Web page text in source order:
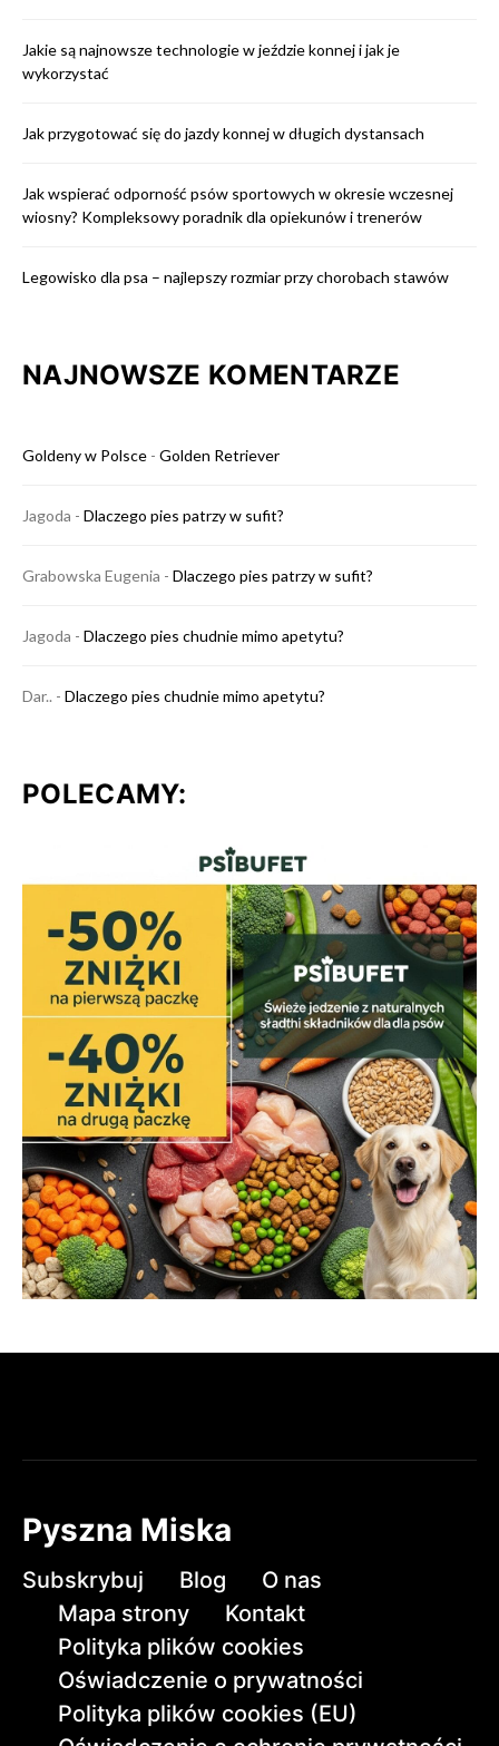
Jakie są najnowsze technologie w jeździe konnej i jak je
wykorzystać
Jak przygotować się do jazdy konnej w długich dystansach
Jak wspierać odporność psów sportowych w okresie wczesnej
wiosny? Kompleksowy poradnik dla opiekunów i trenerów
Legowisko dla psa – najlepszy rozmiar przy chorobach stawów
NAJNOWSZE KOMENTARZE
Goldeny w Polsce - Golden Retriever
Jagoda - Dlaczego pies patrzy w sufit?
Grabowska Eugenia - Dlaczego pies patrzy w sufit?
Jagoda - Dlaczego pies chudnie mimo apetytu?
Dar.. - Dlaczego pies chudnie mimo apetytu?
POLECAMY:
Pyszna Miska
Subskrybuj Blog
O nas
Mapa strony
Kontakt
Polityka plików cookies
Oświadczenie o prywatności
Polityka plików cookies (EU)